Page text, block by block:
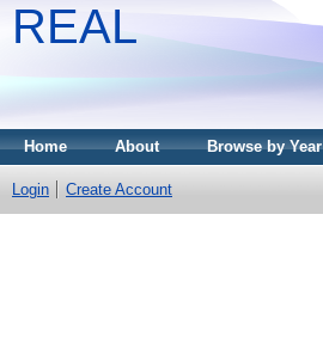
REAL
Home About Browse by Year
Login Create Account